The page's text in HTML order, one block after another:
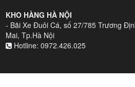
KHO HÀNG HÀ NỘI
- Bãi Xe Đuôi Cá, số 27/785 Trương
Mai, Tp.Hà Nội
Hotline: 0972.426.025